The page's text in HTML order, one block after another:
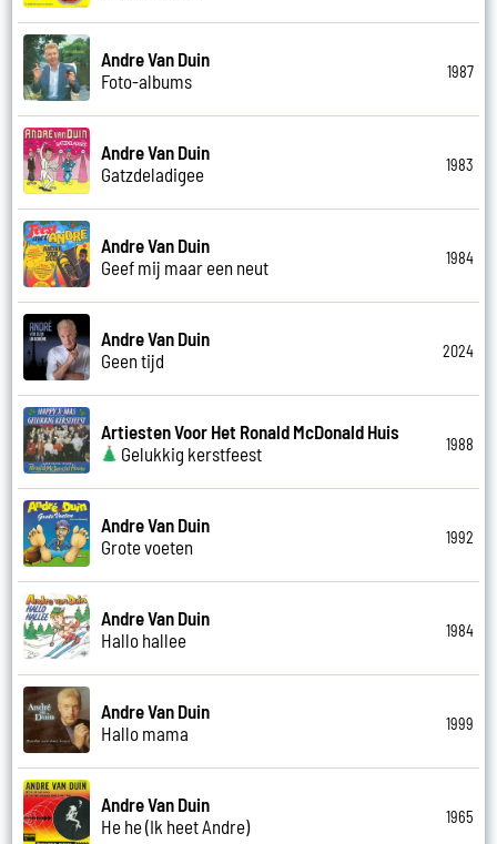
Andre Van Duin
Foto-albums
1987
Andre Van Duin
Gatzdeladigee
1983
Andre Van Duin
Geef mij maar een neut
1984
Andre Van Duin
Geen tijd
2024
Artiesten Voor Het Ronald McDonald Huis
Gelukkig kerstfeest
1988
Andre Van Duin
Grote voeten
1992
Andre Van Duin
Hallo hallee
1984
Andre Van Duin
Hallo mama
1999
Andre Van Duin
He he (Ik heet Andre)
1965